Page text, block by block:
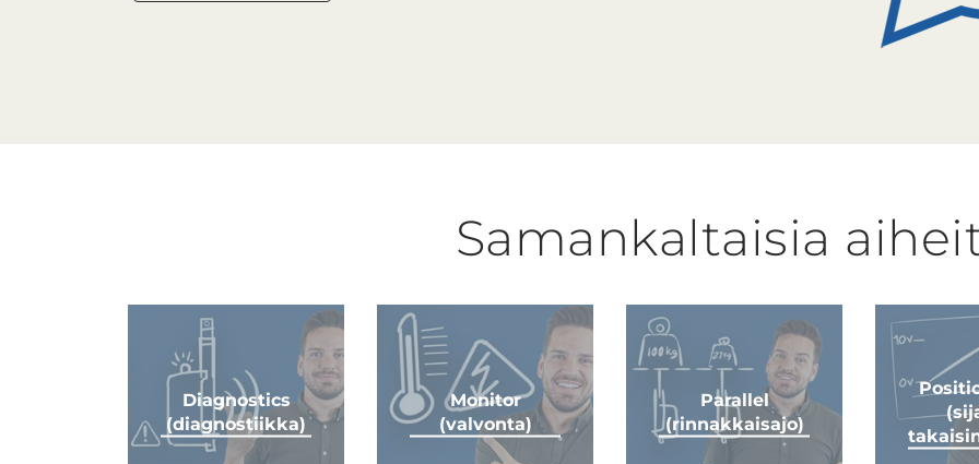
Samankaltaisia
Diagnostics
(diagnostiikka)
Monitor
(valvonta)
Parallel
(rinnakkaisajo)